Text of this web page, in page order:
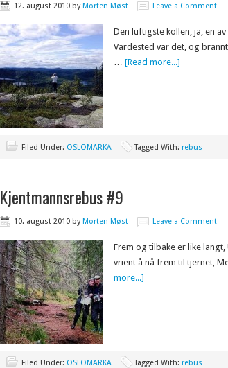
12. august 2010 byMorten Møst Leave a Comment
Den luftigste kollen, ja, en
Vardested var det, og
… [Read more...]
Filed Under: OSLOMARKA Tagged With: rebus
Kjentmannsrebus #9
10. august 2010 byMorten Møst Leave a Comment
Frem og tilbake er like
vrient å nå frem til tjernet,
more...]
Filed Under: OSLOMARKA Tagged With: rebus